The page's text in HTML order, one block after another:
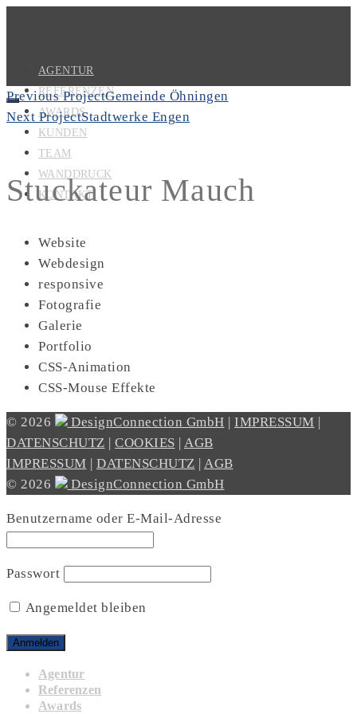
AGENTUR
REFERENZEN
AWARDS
KUNDEN
TEAM
WANDDRUCK
KONTAKT
Previous ProjectGemeinde Öhningen
Next ProjectStadtwerke Engen
Stuckateur Mauch
Website
Webdesign
responsive
Fotografie
Galerie
Portfolio
CSS-Animation
CSS-Mouse Effekte
© 2026 DesignConnection GmbH IMPRESSUM
DATENSCHUTZ
COOKIES
AGB
IMPRESSUM
DATENSCHUTZ
AGB
© 2026
DesignConnection GmbH
Benutzername oder E-Mail-Adresse
Passwort
Angemeldet bleiben
Agentur
Referenzen
Awards